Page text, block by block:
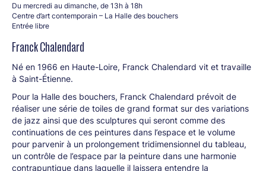
Du mercredi au dimanche, de 13h à 18h
Centre d’art contemporain – La Halle des bouchers
Entrée libre
Franck Chalendard
Né en 1966 en Haute-Loire, Franck Chalendard vit et travaille
à Saint-Étienne.
Pour la Halle des bouchers, Franck Chalendard prévoit de
réaliser une série de toiles de grand format sur des variations
de jazz ainsi que des sculptures qui seront comme des
continuations de ces peintures dans l’espace et le volume
pour parvenir à un prolongement tridimensionnel du tableau,
un contrôle de l’espace par la peinture dans une harmonie
contrapuntique dans laquelle il laissera entendre la